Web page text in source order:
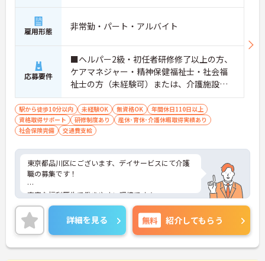
雇用形態 非常勤・パート・アルバイト
応募要件
■ヘルパー2級・初任者研修修了以上の方、
ケアマネジャー・精神保健福祉士・社会福
祉士の方（未経験可）または、介護施設・
病院等にて実務経験6カ月以上の方 ※土祝日
に月2回以上勤務出来る方
駅から徒歩10分以内 未経験OK 無資格OK
年間休日110日以上
資格取得サポート
研修制度あり
産休･育休･介護休暇取得実績あり
社会保険完備
交通費支給
東京都品川区にございます、デイサービスにて介護
職の募集です！
充実な福利厚生で働きやすい環境です★
ご興味のある方は、マイナビ介護職までお問い合わ
せください。
詳細を見る 無料 紹介してもらう